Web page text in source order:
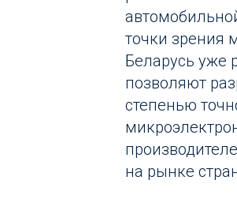
точки зрения
Беларусь уже
позволяют
степенью
на рынке